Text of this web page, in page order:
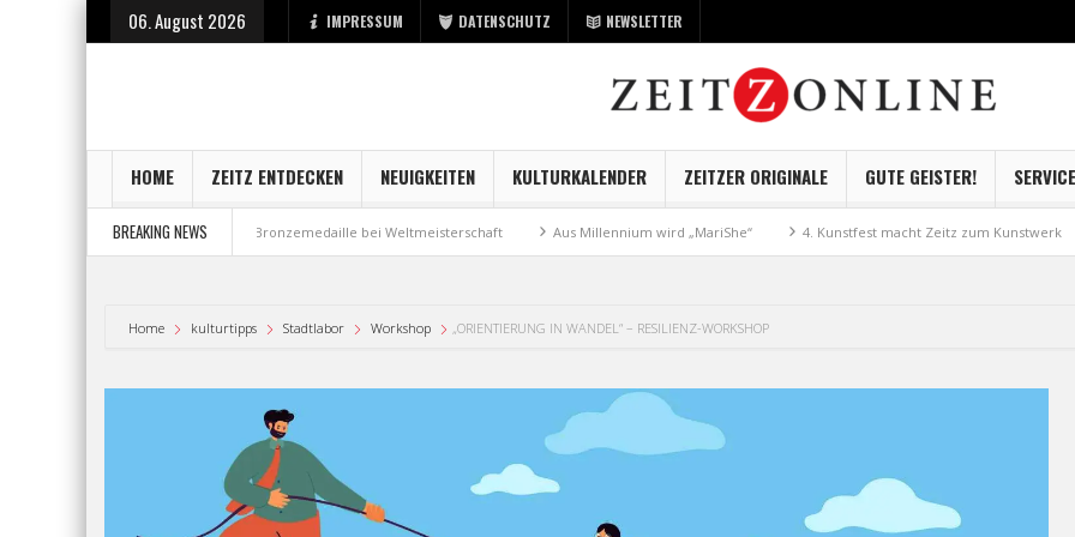
06. August 2026 IMPRESSUM DATENSCHUTZ NEWSLETTER
HOME ZEITZ ENTDECKEN NEUIGKEITEN KULTURKALENDER ZEITZER ORIGINALE GUTE GEISTER! SERVICE
BREAKING NEWS
bei der Stadt Zeitz Bronzemedaille bei Weltmeisterschaft Aus Millennium wird „MariShe“ 4. Kunstfest macht Zeitz zum Kunstwerk
Home kulturtipps Stadtlabor Workshop „ORIENTIERUNG IN WANDEL“ – RESILIENZ-WORKSHOP